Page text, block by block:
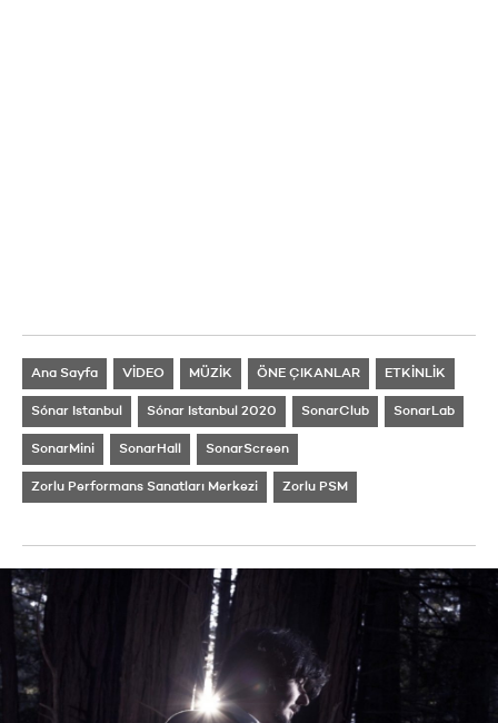
Ana Sayfa VİDEO MÜZİK ÖNE ÇIKANLAR ETKİNLİK
Sónar Istanbul Sónar Istanbul 2020 SonarClub SonarLab
SonarMini SonarHall SonarScreen
Zorlu Performans Sanatları Merkezi Zorlu PSM